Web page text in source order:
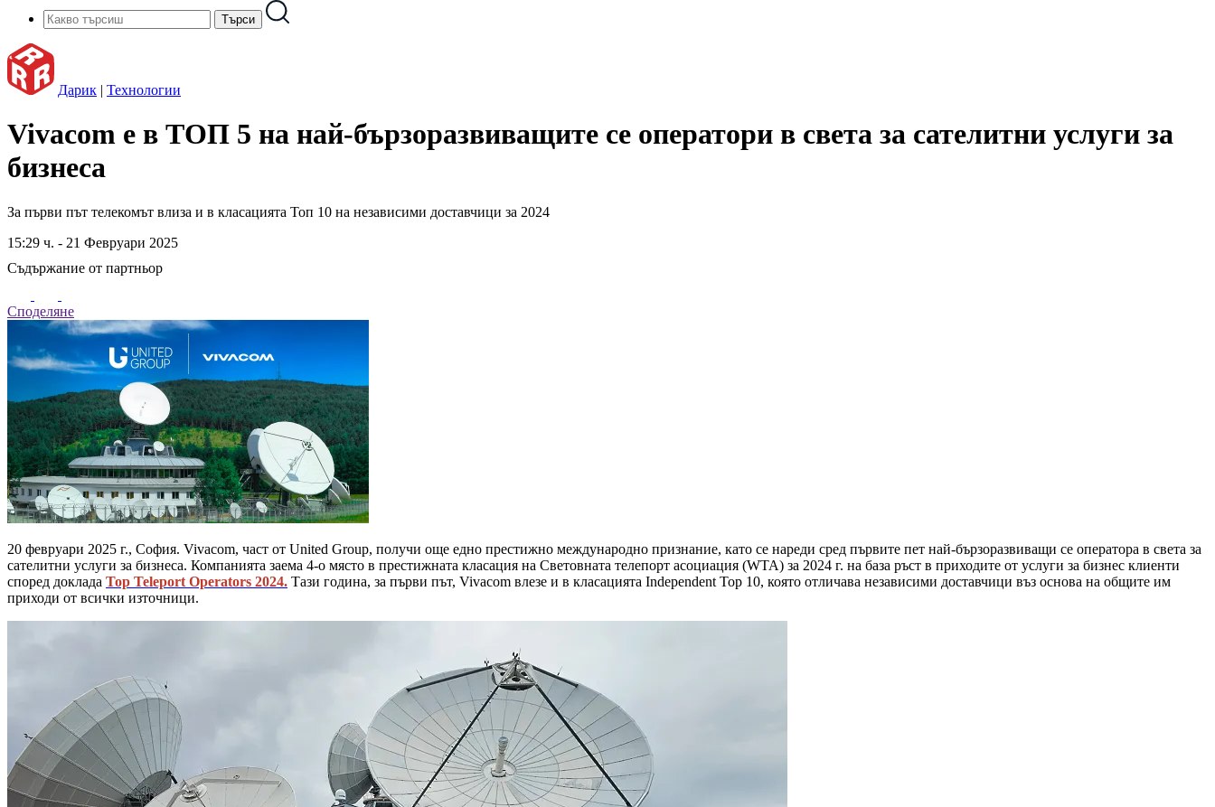
Дарик | Технологии
Vivacom е в ТОП 5 на най-бързоразвиващите се оператори в света за сателитни услуги за
бизнеса
За първи път телекомът влиза и в класацията Топ 10 на независими доставчици за 2024
15:29 ч. - 21 Февруари 2025
Съдържание от партньор
Споделяне
20 февруари 2025 г., София. Vivacom, част от United Group, получи още едно престижно международно признание, като се нареди сред първите пет най-бързоразвиващи се оператора в света за
сателитни услуги за бизнеса. Компанията заема 4-о място в престижната класация на Световната телепорт асоциация (WTA) за 2024 г. на база ръст в приходите от услуги за бизнес клиенти
според доклада Top Teleport Operators 2024. Тази година, за първи път, Vivacom влезе и в класацията Independent Top 10, която отличава независими доставчици въз основа на общите им
приходи от всички източници.